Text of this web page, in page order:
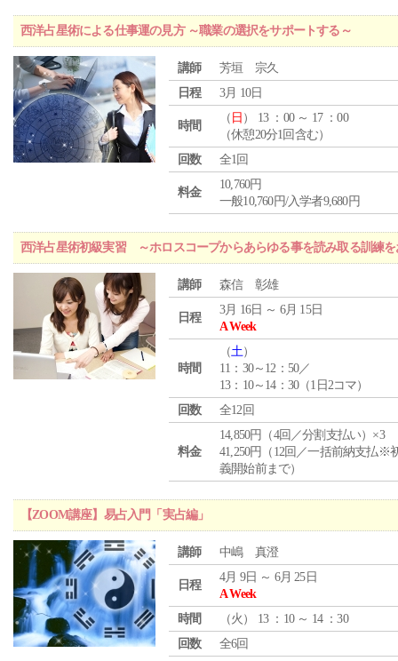
西洋占星術による仕事運の見方 ～職業の選択をサポートする～
講師
芳垣 宗久
日程
3月 10日
時間
（ 日 ） 13 ：00 ～ 17 ：00
（休憩20分1回含む）
回数
全1回
料金
10,760円
一般10,760円/入学者9,680円
西洋占星術初級実習 ～ホロスコープからあらゆる事を読み取る訓練を
講師 森信 彰雄
日程
3月 16日 ～ 6月 15日
A Week
時間
（土）
11：30～12：50／
13：10～14：30（1日2コマ）
回数
全12回
料金
14,850円（4回／分割支払い）×3
41,250円（12回／一括前納支払※
義開始前まで）
【ZOOM講座】易占入門「実占編」
講師 中嶋 真澄
日程
4月 9日 ～ 6月 25日
A Week
時間
（火 ） 13 ：10 ～ 14 ：30
回数
全6回